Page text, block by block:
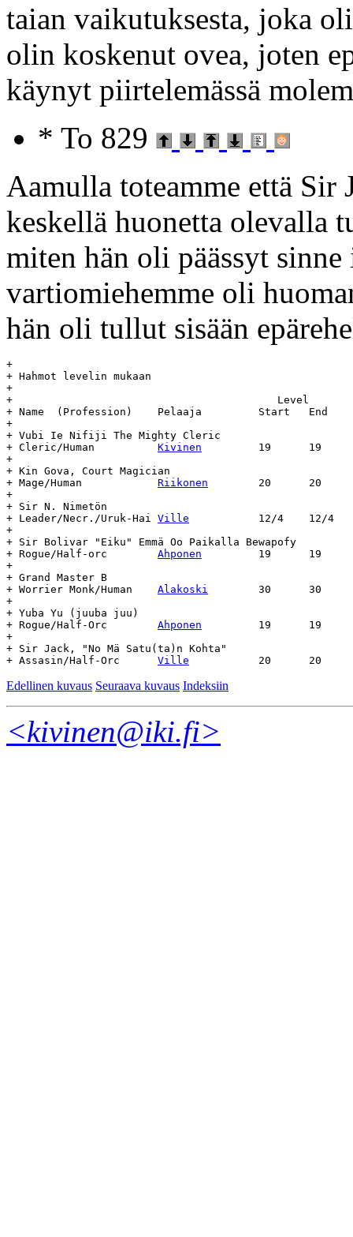
taian vaikutuksesta, joka
olin koskenut ovea, joten
käynyt piirtelemässä
* To 829
Aamulla toteamme että Sir
keskellä huonetta olevalla
miten hän oli päässyt
vartiomiehemme oli
hän oli tullut sisään
+
+ Hahmot levelin mukaan
+
+ 					   Level	    Day		Age
+ Name	(Profession)	Pelaaja		Start	End	Start	End	(days)
+
+ Vubi Ie Nifiji The Mighty Cleric
Kivinen
+
+ Kin Gova, Court Magician
Riikonen
+
+ Sir N. Nimetön
Ville
+
+ Sir Bolivar "Eiku" Emmä Oo Paikalla Bewapofy
Ahponen
+
+ Grand Master B
Alakoski
+
+ Yuba Yu (juuba juu)
Ahponen
+
+ Sir Jack, "No Mä Satu(ta)n Kohta"
Ville
Edellinen kuvaus Seuraava kuvaus Indeksiin
<kivinen@iki.fi>